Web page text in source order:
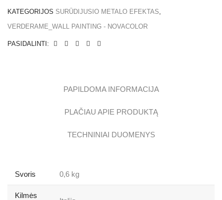
KATEGORIJOS SURŪDIJUSIO METALO EFEKTAS,
VERDERAME_WALL PAINTING - NOVACOLOR
PASIDALINTI:
PAPILDOMA INFORMACIJA
PLAČIAU APIE PRODUKTĄ
TECHNINIAI DUOMENYS
Svoris 0,6 kg
Kilmės